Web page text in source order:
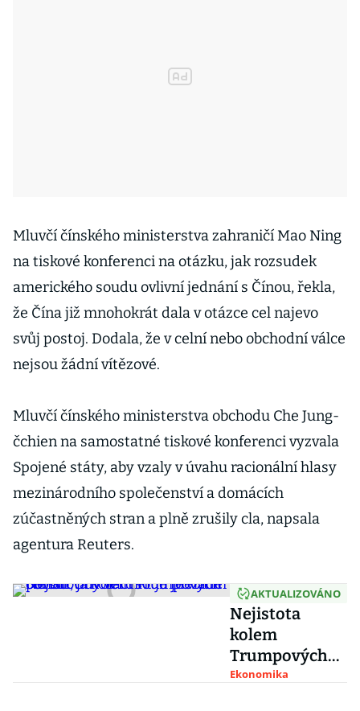
Mluvčí čínského ministerstva zahraničí Mao Ning
na tiskové konferenci na otázku, jak rozsudek
amerického soudu ovlivní jednání s Čínou, řekla,
že Čína již mnohokrát dala v otázce cel najevo
svůj postoj. Dodala, že v celní nebo obchodní válce
nejsou žádní vítězové.
Mluvčí čínského ministerstva obchodu Che Jung-
čchien na samostatné tiskové konferenci vyzvala
Spojené státy, aby vzaly v úvahu racionální hlasy
mezinárodního společenství a domácích
zúčastněných stran a plně zrušily cla, napsala
agentura Reuters.
AKTUALIZOVÁNO
Nejistota
kolem
Trumpových
cel sílí.
Ekonomika